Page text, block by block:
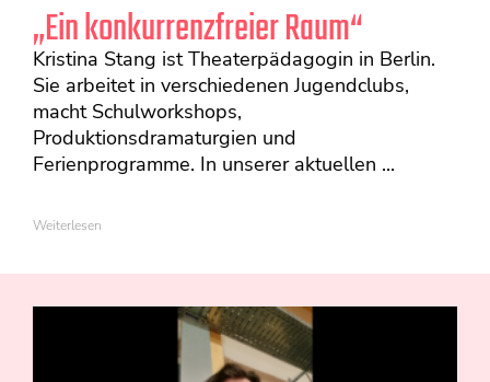
„Ein konkurrenzfreier Raum“
Kristina Stang ist Theaterpädagogin in Berlin.
Sie arbeitet in verschiedenen Jugendclubs,
macht Schulworkshops,
Produktionsdramaturgien und
Ferienprogramme. In unserer aktuellen ...
Weiterlesen